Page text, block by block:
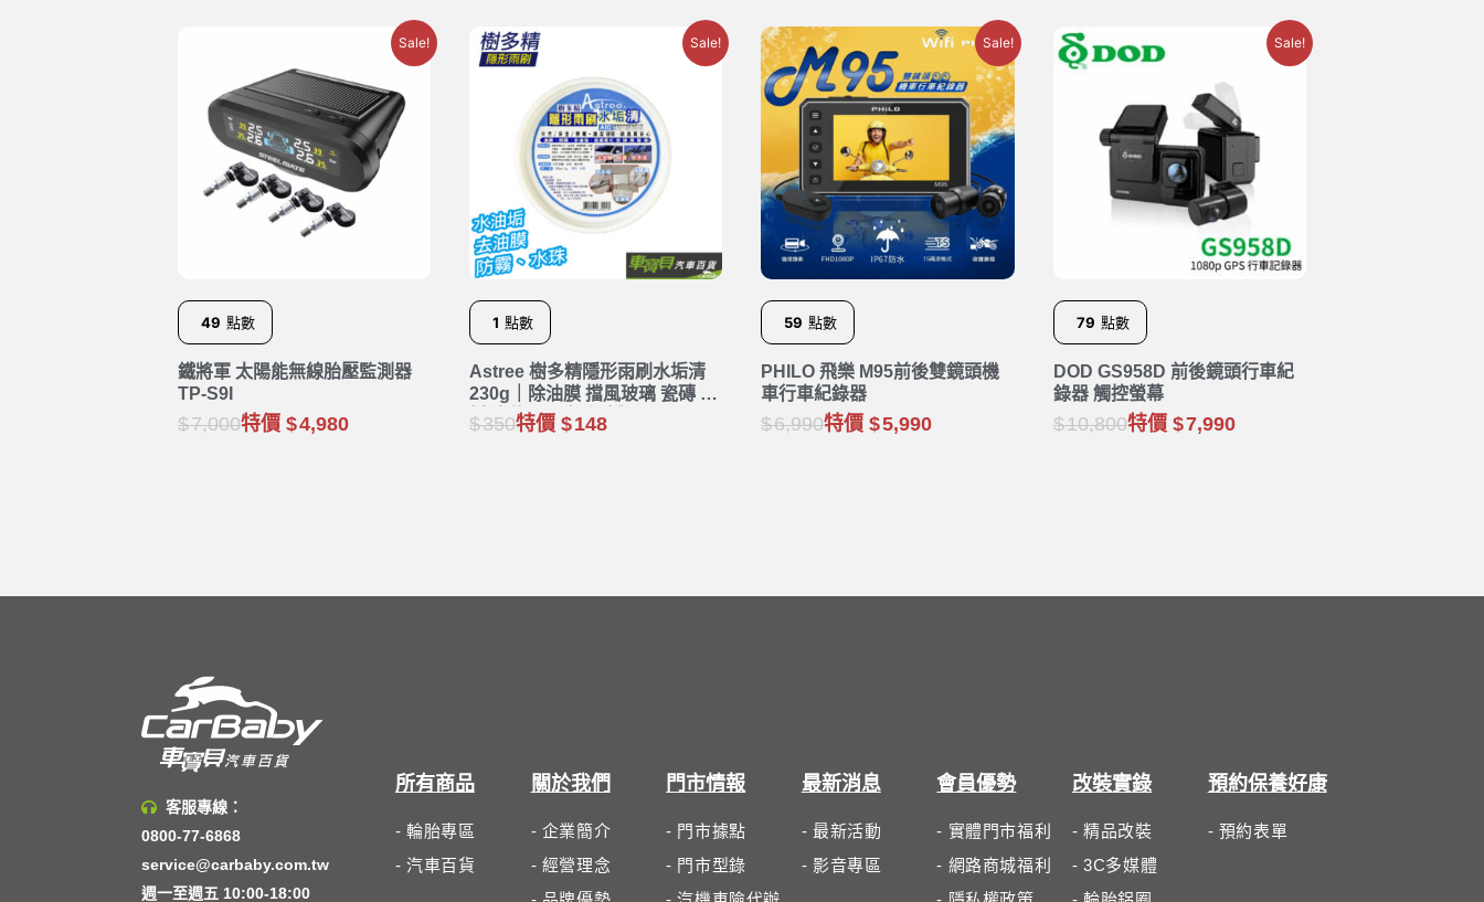
Sale!
49 點數
鐵將軍 太陽能無線胎壓監測器
TP-S9I
7,000特價 4,980
Sale!
1 點數
Astree 樹多精隱形雨刷水垢清
230g｜除油膜 擋風玻璃 瓷磚 水
垢 水龍頭 馬桶 汙垢
350特價 148
Sale!
59 點數
PHILO 飛樂 M95前後雙鏡頭機
車行車紀錄器
6,990特價 5,990
Sale!
79 點數
DOD GS958D 前後鏡頭行車紀
錄器 觸控螢幕
10,800特價 7,990
客服專線：
0800-77-6868
service@carbaby.com.tw
週一至週五 10:00-18:00
所有商品
- 輪胎專區
- 汽車百貨
關於我們
- 企業簡介
- 經營理念
門市情報
- 門市據點
- 門市型錄
最新消息
- 最新活動
- 影音專區
會員優勢
- 實體門市福利
- 網路商城福利
改裝實錄
- 精品改裝
- 3C多媒體
預約保養好康
- 預約表單